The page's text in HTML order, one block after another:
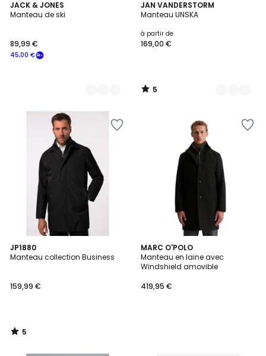
JACK & JONES
Manteau de ski
45,00 €
89,99 €
3
Couleurs
JAN VANDERSTORM
Manteau UNSKA
à partir de
169,00 €
5
/
2
Couleurs
5
/
JP1880
Manteau collection Business
159,99 €
5
/
5
/
MARC O'POLO
Manteau en laine avec
Windshield amovible
419,95 €